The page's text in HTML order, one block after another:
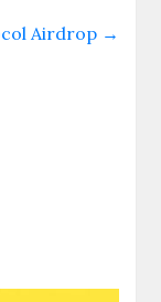
Airdrop →